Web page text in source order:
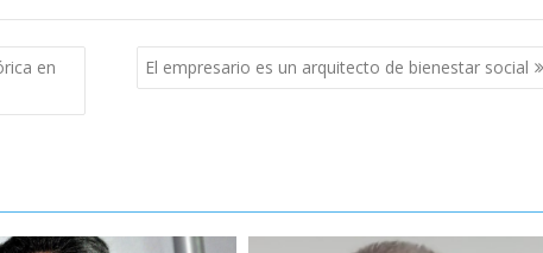
en
El empresario es un arquitecto de bienestar social